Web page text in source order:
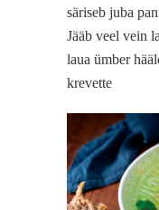
säriseb juba
Jääb veel vein
laua ümber
krevette